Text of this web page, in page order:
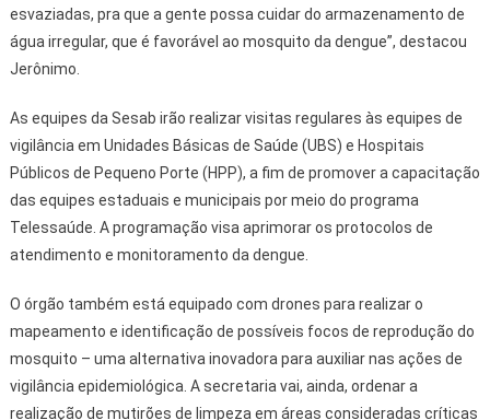
esvaziadas, pra que a gente possa cuidar do armazenamento de
água irregular, que é favorável ao mosquito da dengue”, destacou
Jerônimo.
As equipes da Sesab irão realizar visitas regulares às equipes de
vigilância em Unidades Básicas de Saúde (UBS) e Hospitais
Públicos de Pequeno Porte (HPP), a fim de promover a capacitação
das equipes estaduais e municipais por meio do programa
Telessaúde. A programação visa aprimorar os protocolos de
atendimento e monitoramento da dengue.
O órgão também está equipado com drones para realizar o
mapeamento e identificação de possíveis focos de reprodução do
mosquito – uma alternativa inovadora para auxiliar nas ações de
vigilância epidemiológica. A secretaria vai, ainda, ordenar a
realização de mutirões de limpeza em áreas consideradas críticas